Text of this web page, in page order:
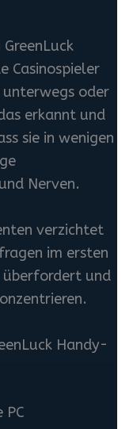
Casinospieler
unterwegs oder
erkannt und
sie in wenigen
Nerven.
verzichtet
im ersten
überfordert und
Handy-